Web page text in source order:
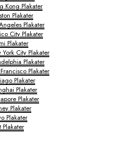
Kong Plakater
Plakater
Plakater
City Plakater
Plakater
York City Plakater
Plakater
Plakater
Plakater
Plakater
Plakater
Plakater
Plakater
Plakater